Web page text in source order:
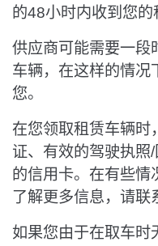
的48小时内收到您的
供应商可能需要一段
车辆，在这样的情况
您。
在您领取租赁车辆时
证、有效的驾驶执照
的信用卡。在有些情
了解更多信息，请联
如果您由于在取车时